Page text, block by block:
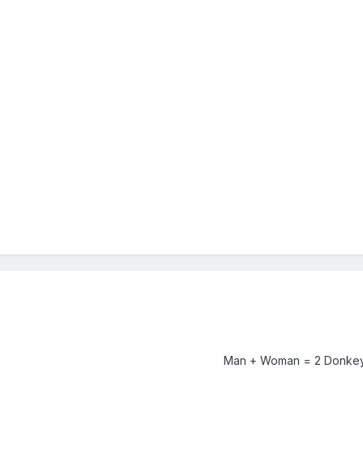
Man + Woman = 2